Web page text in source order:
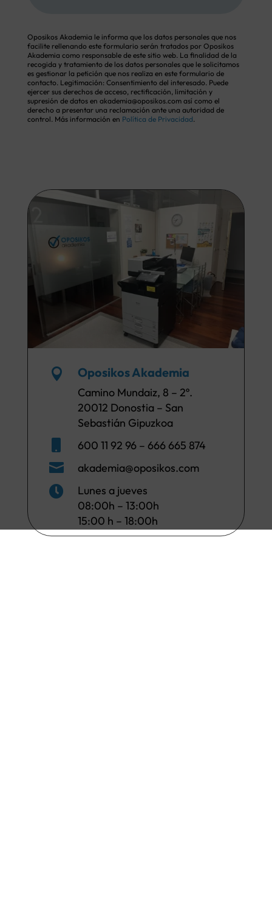
 Oposikos Akademia
Camino Mundaiz, 8 – 2º.
20012 Donostia – San
Sebastián Gipuzkoa
600 11 92 96 – 666 665 874
 akademia@oposikos.com

Lunes a jueves
08:00h – 13:00h
15:00 h – 18:00h
Oposikos Akademia le informa que los datos personales que nos
facilite rellenando este formulario serán tratados por Oposikos
Akademia como responsable de este sitio web. La finalidad de la
recogida y tratamiento de los datos personales que le solicitamos
es gestionar la petición que nos realiza en este formulario de
contacto. Legitimación: Consentimiento del interesado. Puede
ejercer sus derechos de acceso, rectificación, limitación y
supresión de datos en akademia@oposikos.com así como el
derecho a presentar una reclamación ante una autoridad de
control. Más información en Política de Privacidad.